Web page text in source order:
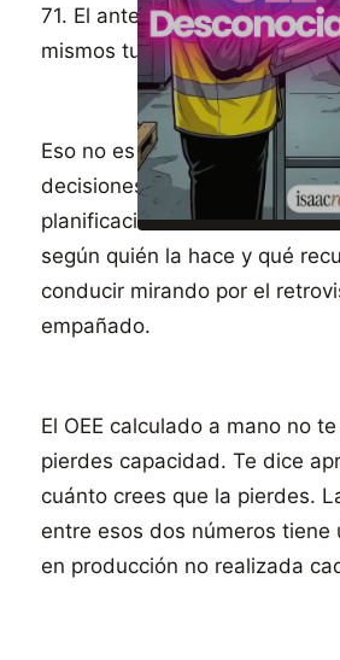
71. El anterior, 74. Las
mismos turnos. Distinta
Eso no es medición. Es
decisiones de producción,
planificación sobre una
según quién la hace y qué
conducir mirando por el
empañado.
El OEE calculado a mano no
pierdes capacidad. Te dice
cuánto crees que la pierdes.
entre esos dos números tiene
en producción no realizada